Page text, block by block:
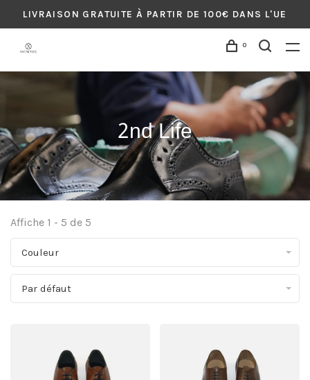
LIVRAISON GRATUITE À PARTIR DE 100€ DANS L'UE
0
2nd Life
Affiche 1 - 5 de 5
Couleur
Par défaut